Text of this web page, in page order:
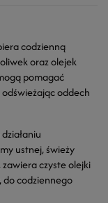
codzienną
oraz olejek
pomagać
oddech
ustnej, świeży
czyste olejki
do codziennego